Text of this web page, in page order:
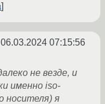
06.03.2024 07:15:56
не везде, и
именно iso-
носителя) я